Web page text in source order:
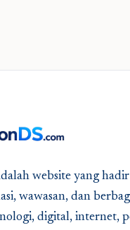
website yang
wawasan, dan
digital, internet,